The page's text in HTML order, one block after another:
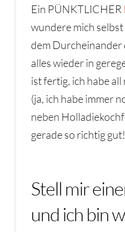
Ein PÜNKTLICHER
wundere mich
dem
alles wieder in
ist fertig, ich habe
(ja, ich habe immer
neben
gerade so richtig gut!
Stell mir
und ich bin